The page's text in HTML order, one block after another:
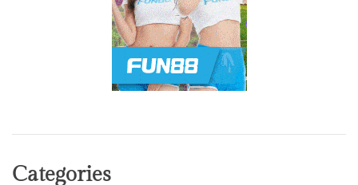
Categories